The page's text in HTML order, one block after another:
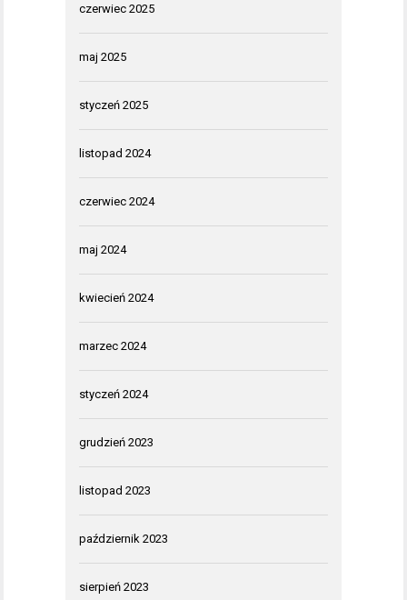
czerwiec 2025
maj 2025
styczeń 2025
listopad 2024
czerwiec 2024
maj 2024
kwiecień 2024
marzec 2024
styczeń 2024
grudzień 2023
listopad 2023
październik 2023
sierpień 2023